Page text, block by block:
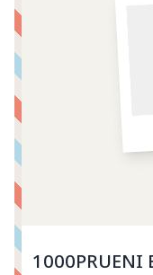
การลดหย่อนภาษี
FAQ ผู้บริจาค
ติดต่อเรา
1000PRUENI